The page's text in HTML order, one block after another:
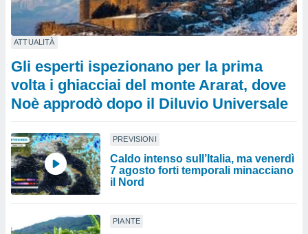
ATTUALITÀ
Gli esperti ispezionano per la prima
volta i ghiacciai del monte Ararat, dove
Noè approdò dopo il Diluvio Universale
PREVISIONI
Caldo intenso sull’Italia, ma venerdì
7 agosto forti temporali minacciano
il Nord
PIANTE